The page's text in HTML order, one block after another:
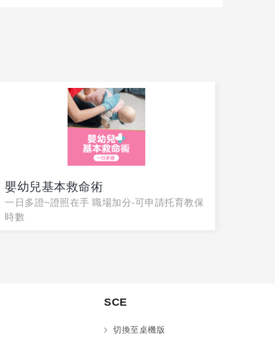
嬰幼兒基本救命術
一日多證~證照在手 職場加分-可申請托育教保
時數
SCE
切換至桌機版